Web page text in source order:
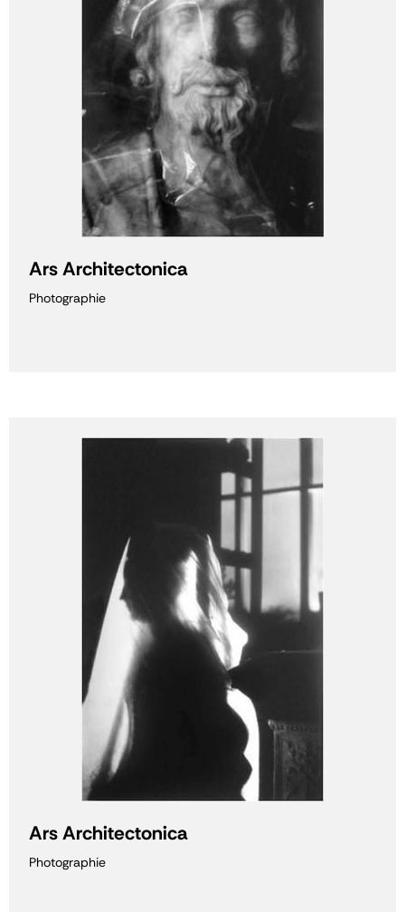
Ars Architectonica
Photographie
Ars Architectonica
Photographie